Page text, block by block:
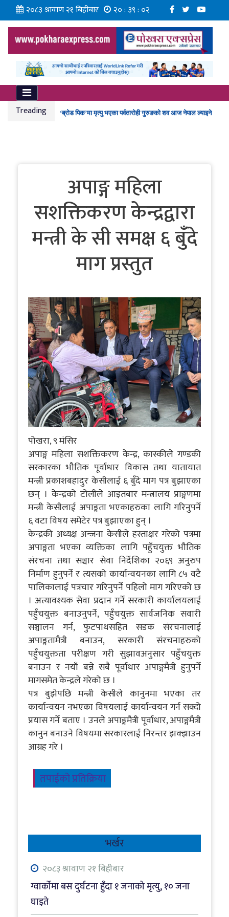
२०८३ श्रावाण २१ बिहीबार २० : ३९ : ०२
Treading
‘ब्रोड पिक’मा मृत्यु भएका पर्वतारोही गुरुङको शव आज नेपाल ल्याइने
अपाङ्ग महिला
सशक्तिकरण केन्द्रद्वारा
मन्त्री के सी समक्ष ६ बुँदे
माग प्रस्तुत
पोखरा, ९ मंसिर
अपाङ्ग महिला सशक्तिकरण केन्द्र, कास्कीले गण्डकी
सरकारका भौतिक पूर्वाधार विकास तथा यातायात
मन्त्री प्रकाशबहादुर केसीलाई ६ बुँदे माग पत्र बुझाएका
छन् । केन्द्रको टोलीले आइतबार मन्त्रालय प्राङ्गणमा
मन्त्री केसीलाई अपाङ्गता भएकाहरुका लागि गरिनुपर्ने
६ वटा विषय समेटेर पत्र बुझाएका हुन् ।
केन्द्रकी अध्यक्ष अन्जना केसीले हस्ताक्षर गरेको पत्रमा
अपाङ्गता भएका व्यक्तिका लागि पहुँचयुक्त भौतिक
संरचना तथा सञ्चार सेवा निर्देशिका २०६९ अनुरुप
निर्माण हुनुपर्ने र त्यसको कार्यान्वयनका लागि ८५ वटै
पालिकालाई पत्रचार गरिनुपर्ने पहिलो माग गरिएको छ
। अत्यावश्यक सेवा प्रदान गर्ने सरकारी कार्यालयलाई
पहुँचयुक्त बनाउनुपर्ने, पहुँचयुक्त सार्वजनिक सवारी
सञ्चालन गर्न, फुटपाथसहित सडक संरचनालाई
अपाङ्गतामैत्री बनाउन, सरकारी संरचनाहरुको
पहुँचयुक्तता परीक्षण गरी सुझावअनुसार पहुँचयुक्त
बनाउन र नयाँ बन्ने सबै पूर्वाधार अपाङ्गमैत्री हुनुपर्ने
मागसमेत केन्द्रले गरेको छ ।
पत्र बुझेपछि मन्त्री केसीले कानुनमा भएका तर
कार्यान्वयन नभएका विषयलाई कार्यान्वयन गर्न सक्दो
प्रयास गर्ने बताए । उनले अपाङ्गमैत्री पूर्वाधार, अपाङ्गमैत्री
कानुन बनाउने विषयमा सरकारलाई निरन्तर झक्झाउन
आग्रह गरे ।
तपाईको प्रतिक्रिया
भर्खर
२०८३ श्रावाण २१ बिहीबार
ग्वार्कोमा बस दुर्घटना हुँदा १ जनाको मृत्यु, १० जना
घाइते